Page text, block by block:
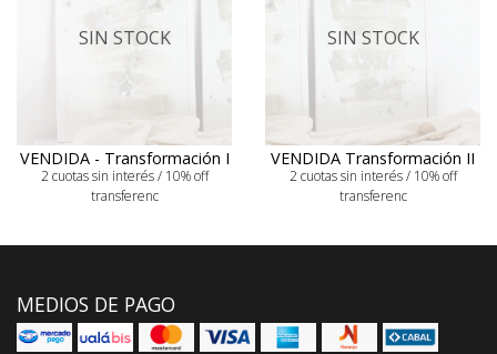
SIN STOCK
VENDIDA - Transformación I
2 cuotas sin interés / 10% off
transferenc
SIN STOCK
VENDIDA Transformación II
2 cuotas sin interés / 10% off
transferenc
MEDIOS DE PAGO